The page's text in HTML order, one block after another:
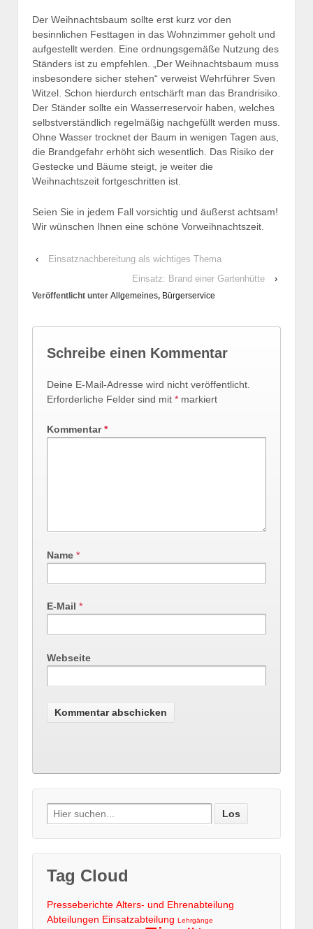
Der Weihnachtsbaum sollte erst kurz vor den
besinnlichen Festtagen in das Wohnzimmer geholt und
aufgestellt werden. Eine ordnungsgemäße Nutzung des
Ständers ist zu empfehlen. „Der Weihnachtsbaum muss
insbesondere sicher stehen“ verweist Wehrführer Sven
Witzel. Schon hierdurch entschärft man das Brandrisiko.
Der Ständer sollte ein Wasserreservoir haben, welches
selbstverständlich regelmäßig nachgefüllt werden muss.
Ohne Wasser trocknet der Baum in wenigen Tagen aus,
die Brandgefahr erhöht sich wesentlich. Das Risiko der
Gestecke und Bäume steigt, je weiter die
Weihnachtszeit fortgeschritten ist.
Seien Sie in jedem Fall vorsichtig und äußerst achtsam!
Wir wünschen Ihnen eine schöne Vorweihnachtszeit.
‹
Einsatznachbereitung als wichtiges Thema
Einsatz: Brand einer Gartenhütte
›
Veröffentlicht unter Allgemeines, Bürgerservice
Schreibe einen Kommentar
Deine E-Mail-Adresse wird nicht veröffentlicht.
Erforderliche Felder sind mit * markiert
Kommentar*
Name *
E-Mail *
Webseite
Search
for:
Tag Cloud
Presseberichte Alters- und Ehrenabteilung
Abteilungen Einsatzabteilung Lehrgänge